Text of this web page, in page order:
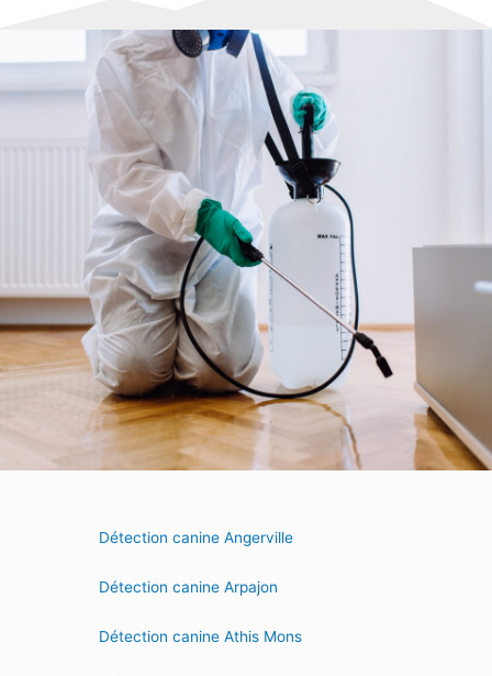
Détection canine Angerville
Détection canine Arpajon
Détection canine Athis Mons